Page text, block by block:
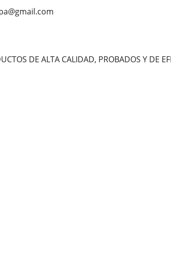
DE ALTA CALIDAD, PROBADOS Y DE